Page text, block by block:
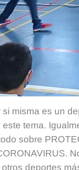
si misma es un
tema.
sobre
deportes